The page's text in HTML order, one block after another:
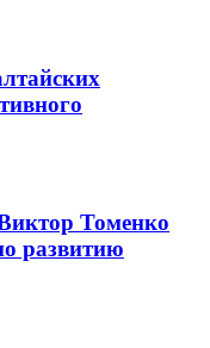
Томенко
развитию